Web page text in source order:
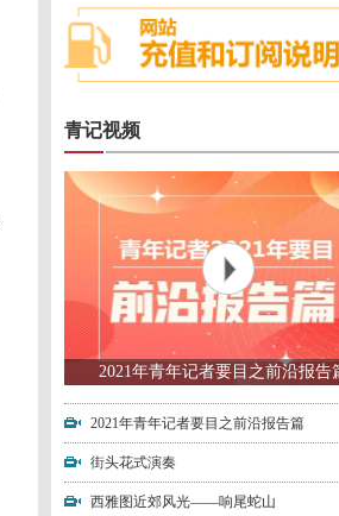
青记视频
2021年青年记者要目之前沿报告
2021年青年记者要目之前沿报告篇
街头花式演奏
西雅图近郊风光——响尾蛇山